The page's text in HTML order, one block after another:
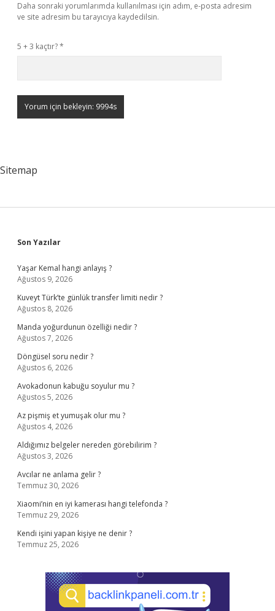
Daha sonraki yorumlarımda kullanılması için adım, e-posta adresim
ve site adresim bu tarayıcıya kaydedilsin.
5 + 3 kaçtır?*
Sitemap
Sidebar
Son Yazılar
Yaşar Kemal hangi anlayış ?
Ağustos 9, 2026
Kuveyt Türk’te günlük transfer limiti nedir ?
Ağustos 8, 2026
Manda yoğurdunun özelliği nedir ?
Ağustos 7, 2026
Döngüsel soru nedir ?
Ağustos 6, 2026
Avokadonun kabuğu soyulur mu ?
Ağustos 5, 2026
Az pişmiş et yumuşak olur mu ?
Ağustos 4, 2026
Aldığımız belgeler nereden görebilirim ?
Ağustos 3, 2026
Avcılar ne anlama gelir ?
Temmuz 30, 2026
Xiaomi’nin en iyi kamerası hangi telefonda ?
Temmuz 29, 2026
Kendi işini yapan kişiye ne denir ?
Temmuz 25, 2026